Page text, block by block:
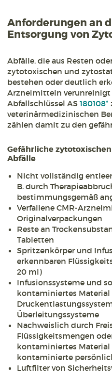
Anforderungen an
Entsorgung von
Abfälle, die aus Resten
zytotoxischen und
bestehen oder deutlich
Arzneimitteln verunreinigt
Abfallschlüssel AS 180108*
veterinärmedizinischen
zählen damit zu den
Gefährliche
Abfälle
Nicht vollständig
B. durch
bestimmungsgemäß
Verfallene CMR-
Originalverpackungen
Reste an
Tabletten
Spritzenkörper und
erkennbaren
20 ml)
Infusionssysteme und
kontaminiertes Material
Überleitungssysteme
Nachweislich durch
Flüssigkeitsmengen
kontaminiertes Material
kontaminierte
Luftfilter von